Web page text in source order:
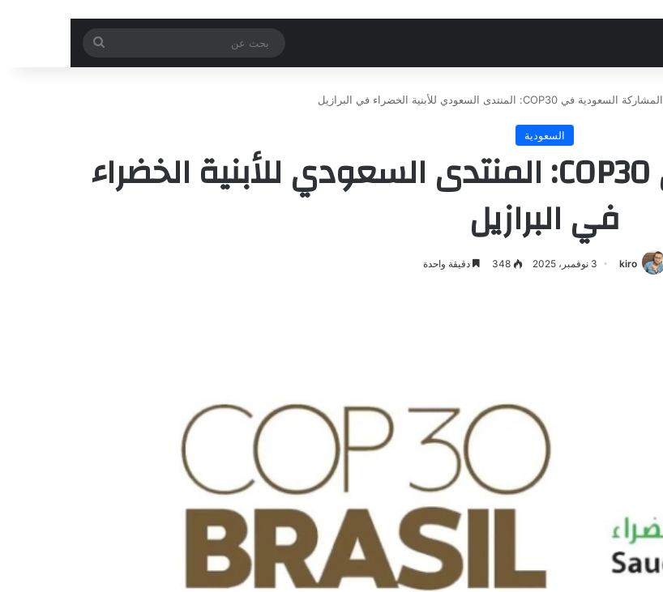
عن
المشاركة السعودية في COP30: المنتدى السعودي للأبنية الخضراء في البرازيل
السعودية
المشاركة السعودية في COP30: المنتدى السعودي للأبنية الخضراء
في البرازيل
kiro 3 نوفمبر، 2025 348 دقيقة واحدة